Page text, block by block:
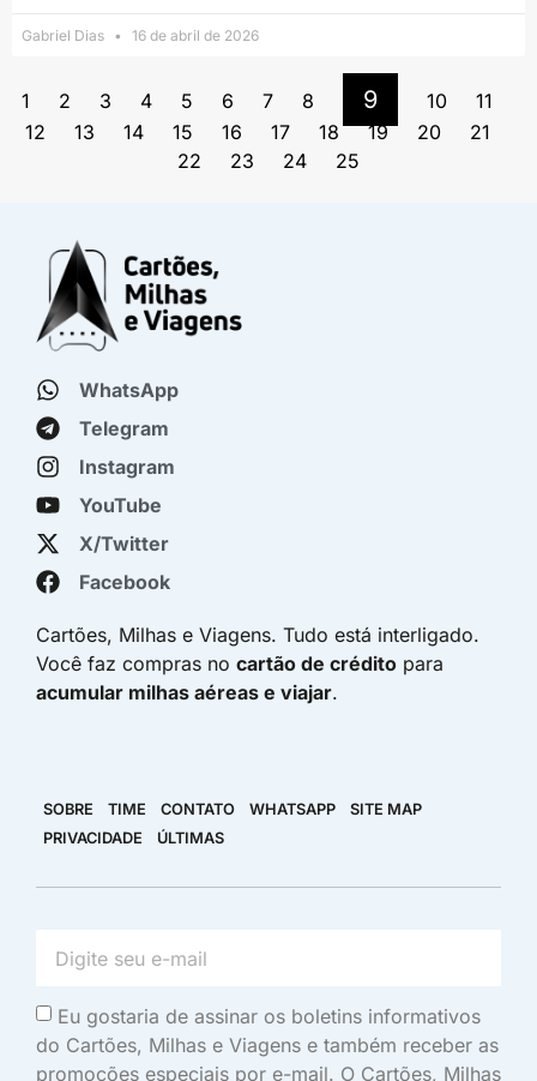
Gabriel Dias 16 de abril de 2026
1 2 3 4 5 6 7 8 9 10
11
12
13 14 15 16 17 18 19 20
21
22
23 24 25
WhatsApp
Telegram
Instagram
YouTube
X/Twitter
Facebook
Cartões, Milhas e Viagens. Tudo está interligado.
Você faz compras no cartão de crédito para
acumular milhas aéreas e viajar.
SOBRE TIME CONTATO WHATSAPP
SITE MAP
PRIVACIDADE
ÚLTIMAS
Eu gostaria de assinar os boletins informativos
do Cartões, Milhas e Viagens e também receber as
promoções especiais por e-mail. O Cartões, Milhas